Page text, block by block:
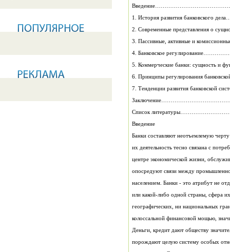
1. История развития
2. Современные представления
3. Пассивные, активные и
4. Банковское
5. Коммерческие банки:
6. Принципы регулирования
7. Тенденции развития
Список
Введение
колоссальной финансовой мощью,